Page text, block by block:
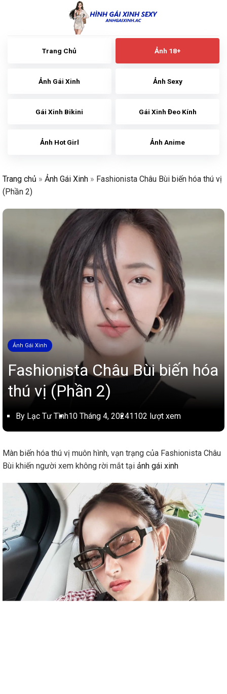
Trang Chủ Ảnh 18+
Ảnh Gái Xinh Ảnh Sexy
Gái Xinh Bikini Gái Xinh Đeo Kính
Ảnh Hot Girl Ảnh Anime
Trang chủ » Ảnh Gái Xinh » Fashionista Châu Bùi biến hóa thú vị
(Phần 2)
Ảnh Gái Xinh
Fashionista Châu Bùi biến hóa
thú vị (Phần 2)
By Lạc Tư Tình10 Tháng 4, 20241102 lượt xem
Màn biến hóa thú vị muôn hình, vạn trạng của Fashionista Châu
Bùi khiến người xem không rời mắt tại ảnh gái xinh